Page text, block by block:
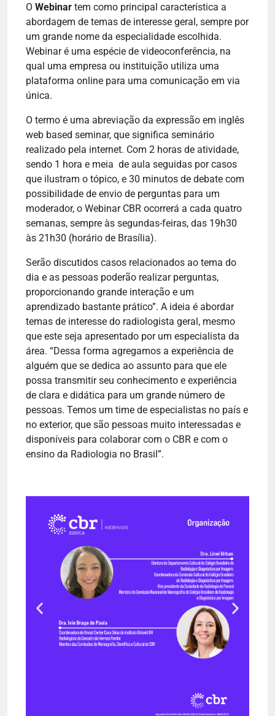
O Webinar tem como principal característica a
abordagem de temas de interesse geral, sempre por
um grande nome da especialidade escolhida.
Webinar é uma espécie de videoconferência, na
qual uma empresa ou instituição utiliza uma
plataforma online para uma comunicação em via
única.
O termo é uma abreviação da expressão em inglês
web based seminar, que significa seminário
realizado pela internet. Com 2 horas de atividade,
sendo 1 hora e meia de aula seguidas por casos
que ilustram o tópico, e 30 minutos de debate com
possibilidade de envio de perguntas para um
moderador, o Webinar CBR ocorrerá a cada quatro
semanas, sempre às segundas-feiras, das 19h30
às 21h30 (horário de Brasília).
Serão discutidos casos relacionados ao tema do
dia e as pessoas poderão realizar perguntas,
proporcionando grande interação e um
aprendizado bastante prático”. A ideia é abordar
temas de interesse do radiologista geral, mesmo
que este seja apresentado por um especialista da
área. “Dessa forma agregamos a experiência de
alguém que se dedica ao assunto para que ele
possa transmitir seu conhecimento e experiência
de clara e didática para um grande número de
pessoas. Temos um time de especialistas no país e
no exterior, que são pessoas muito interessadas e
disponíveis para colaborar com o CBR e com o
ensino da Radiologia no Brasil”.